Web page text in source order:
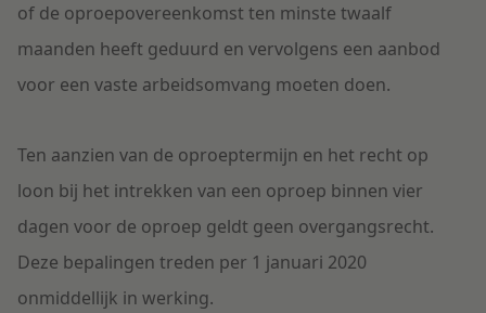
of de oproepovereenkomst ten minste twaalf
maanden heeft geduurd en vervolgens een aanbod
voor een vaste arbeidsomvang moeten doen.
Ten aanzien van de oproeptermijn en het recht op
loon bij het intrekken van een oproep binnen vier
dagen voor de oproep geldt geen overgangsrecht.
Deze bepalingen treden per 1 januari 2020
onmiddellijk in werking.